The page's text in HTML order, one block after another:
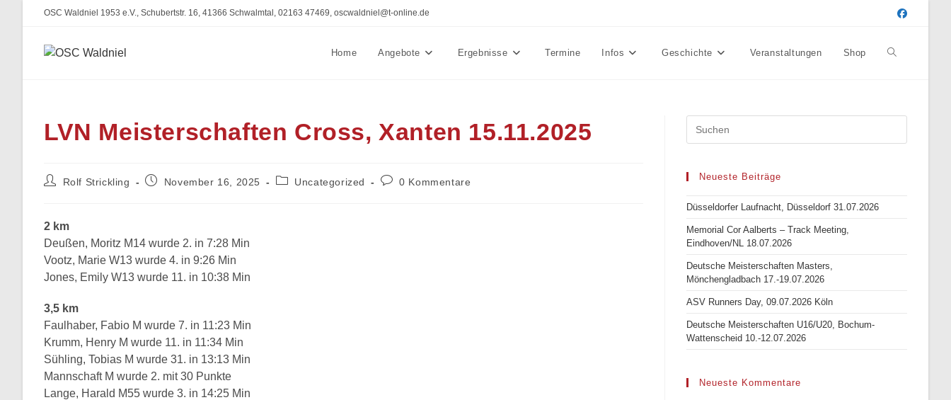
OSC Waldniel 1953 e.V., Schubertstr. 16, 41366 Schwalmtal, 02163 47469, oscwaldniel@t-online.de
Home Angebote Ergebnisse Termine Infos Geschichte Veranstaltungen Shop Website-
LVN Meisterschaften Cross, Xanten 15.11.2025
Beitrags-
Rolf Strickling
BeitragNovember 16, 2025
Beitrags-
Uncategorized
Beitrags-
0 Kommentare
2 km
Deußen, Moritz M14 wurde 2. in 7:28 Min
Vootz, Marie W13 wurde 4. in 9:26 Min
Jones, Emily W13 wurde 11. in 10:38 Min
3,5 km
Faulhaber, Fabio M wurde 7. in 11:23 Min
Krumm, Henry M wurde 11. in 11:34 Min
Sühling, Tobias M wurde 31. in 13:13 Min
Mannschaft M wurde 2. mit 30 Punkte
Lange, Harald M55 wurde 3. in 14:25 Min
Neueste Beiträge
Düsseldorfer Laufnacht, Düsseldorf 31.07.2026
Memorial Cor Aalberts – Track Meeting,
Eindhoven/NL 18.07.2026
Deutsche Meisterschaften Masters,
Mönchengladbach 17.-19.07.2026
ASV Runners Day, 09.07.2026 Köln
Deutsche Meisterschaften U16/U20, Bochum-
Wattenscheid 10.-12.07.2026
Neueste Kommentare